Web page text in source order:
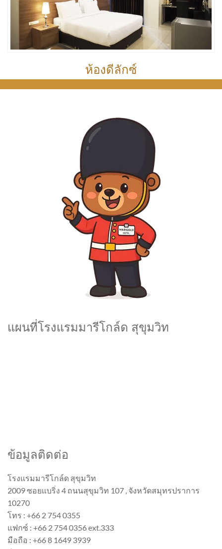
ห้องดีลักซ์
แผนที่โรงแรมมารีโกล์ด สุขุมวิท
ข้อมูลติดต่อ
โรงแรมมารีโกล์ด สุขุมวิท
2009 ซอยแบริ่ง 4 ถนนสุขุมวิท 107 , จังหวัดสมุทรปราการ
10270
โทร : +66 2 754 0355
แฟกซ์ : +66 2 754 0356 ext.333
มือถือ : +66 8 1649 3939